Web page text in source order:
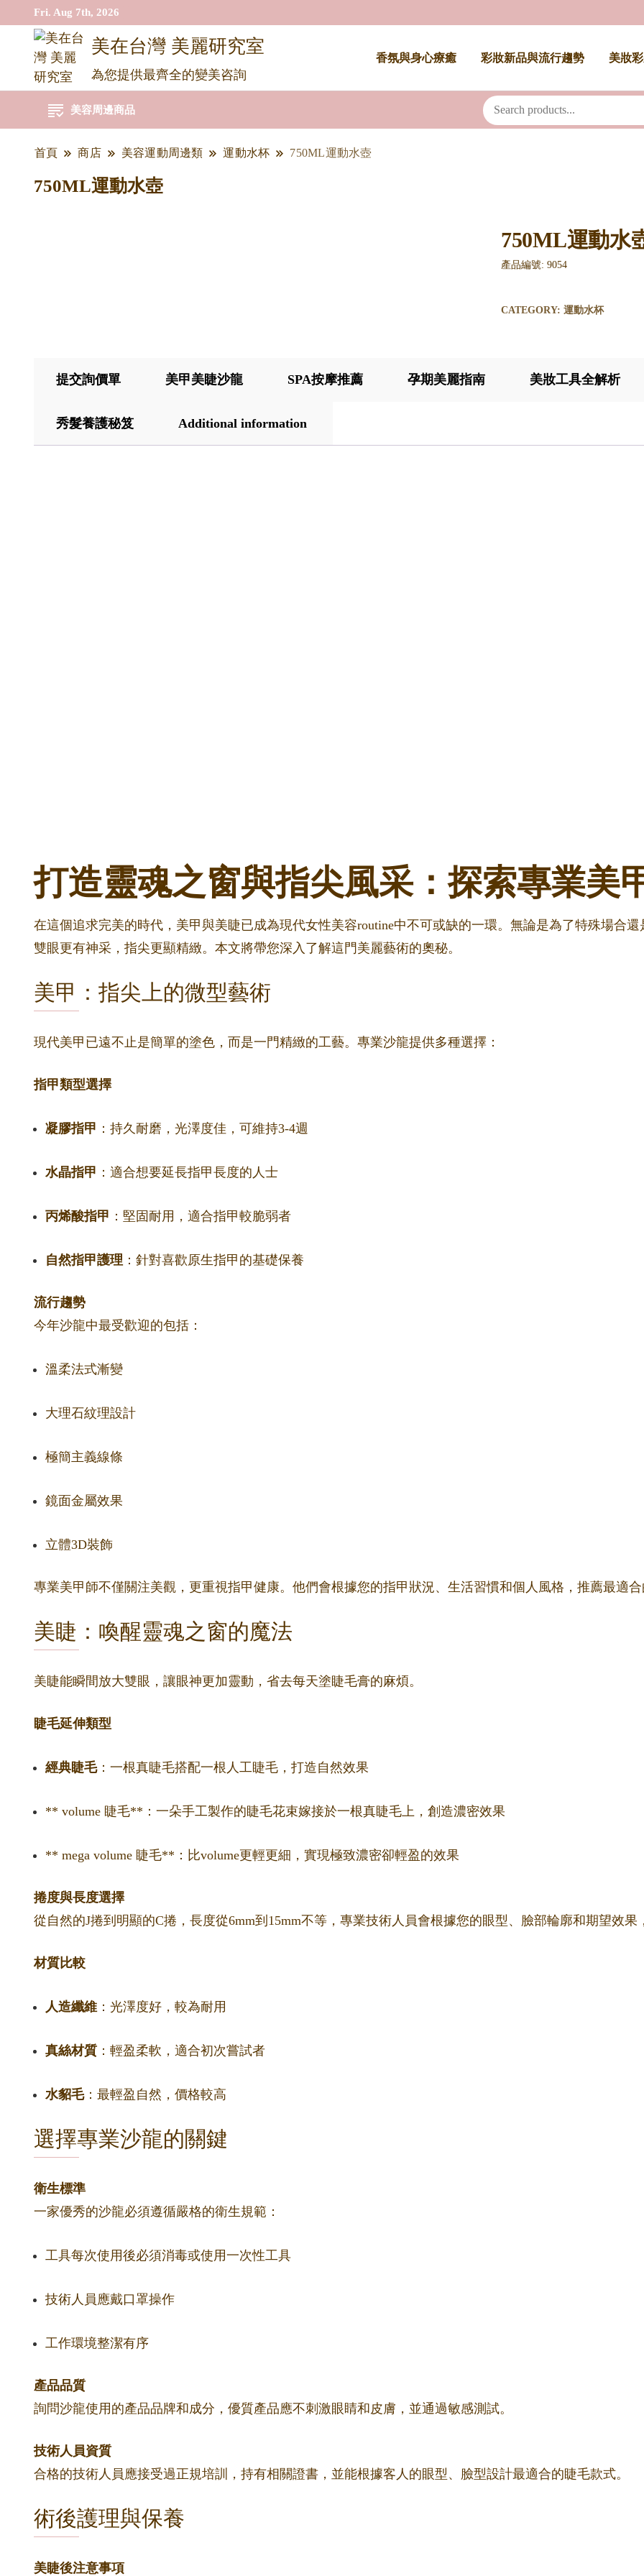
Fri. Aug 7th, 2026
美在台灣 美麗研究室
為您提供最齊全的變美咨詢
香氛與身心療癒 彩妝新品與流行趨勢 美妝
美容周邊商品
首頁 商店 美容運動周邊類 運動水杯 750ML運動水壺
750ML運動水壺
750ML運動水
產品編號: 9054
CATEGORY: 運動水杯
提交詢價單 美甲美睫沙龍 SPA按摩推薦 孕期美麗指南 美妝工具全解析
秀髮養護秘笈 Additional information
打造靈魂之窗與指尖風采：探索專業美
在這個追求完美的時代，美甲與美睫已成為現代女性美容routine中不可或缺的一環。無論是為了特殊場合
雙眼更有神采，指尖更顯精緻。本文將帶您深入了解這門美麗藝術的奧秘。
美甲：指尖上的微型藝術
現代美甲已遠不止是簡單的塗色，而是一門精緻的工藝。專業沙龍提供多種選擇：
指甲類型選擇
凝膠指甲 ：持久耐磨，光澤度佳，可維持3-4週
水晶指甲 ：適合想要延長指甲長度的人士
丙烯酸指甲 ：堅固耐用，適合指甲較脆弱者
自然指甲護理 ：針對喜歡原生指甲的基礎保養
流行趨勢
今年沙龍中最受歡迎的包括：
溫柔法式漸變
大理石紋理設計
極簡主義線條
鏡面金屬效果
立體3D裝飾
專業美甲師不僅關注美觀，更重視指甲健康。他們會根據您的指甲狀況、生活習慣和個人風格，推薦最適合
美睫：喚醒靈魂之窗的魔法
美睫能瞬間放大雙眼，讓眼神更加靈動，省去每天塗睫毛膏的麻煩。
睫毛延伸類型
經典睫毛：一根真睫毛搭配一根人工睫毛，打造自然效果
** volume 睫毛**：一朵手工製作的睫毛花束嫁接於一根真睫毛上，創造濃密效果
** mega volume 睫毛**：比volume更輕更細，實現極致濃密卻輕盈的效果
捲度與長度選擇
從自然的J捲到明顯的C捲，長度從6mm到15mm不等，專業技術人員會根據您的眼型、臉部輪廓和期望效果
材質比較
人造纖維 ：光澤度好，較為耐用
真絲材質 ：輕盈柔軟，適合初次嘗試者
水貂毛：最輕盈自然，價格較高
選擇專業沙龍的關鍵
衛生標準
一家優秀的沙龍必須遵循嚴格的衛生規範：
工具每次使用後必須消毒或使用一次性工具
技術人員應戴口罩操作
工作環境整潔有序
產品品質
詢問沙龍使用的產品品牌和成分，優質產品應不刺激眼睛和皮膚，並通過敏感測試。
技術人員資質
合格的技術人員應接受過正規培訓，持有相關證書，並能根據客人的眼型、臉型設計最適合的睫毛款式。
術後護理與保養
美睫後注意事項